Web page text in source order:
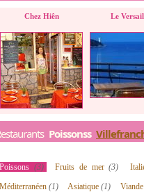
Chez Hiên Le
Poissonss
Poissons (3) Fruits de mer(3)
Méditerranéen (1) Asiatique(1) Viande